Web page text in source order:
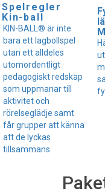
Spelregler
Kin-ball
KIN-BALL® är inte
bara ett lagbollspel
utan ett alldeles
utomordentligt
pedagogiskt redskap
som uppmanar till
aktivitet och
rörelseglädje samt
får grupper att känna
att de lyckas
tillsammans